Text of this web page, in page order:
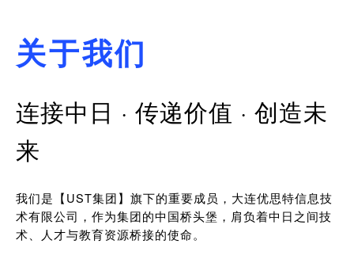
关于我们
连接中日 · 传递价值 · 创造未
来
我们是【UST集团】旗下的重要成员，大连优思特信息技
术有限公司，作为集团的中国桥头堡，肩负着中日之间技
术、人才与教育资源桥接的使命。